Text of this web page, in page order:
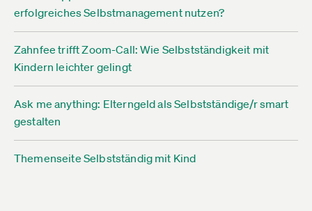
erfolgreiches Selbstmanagement nutzen?
Zahnfee trifft Zoom-Call: Wie Selbstständigkeit mit
Kindern leichter gelingt
Ask me anything: Elterngeld als Selbstständige/r smart
gestalten
Themenseite Selbstständig mit Kind